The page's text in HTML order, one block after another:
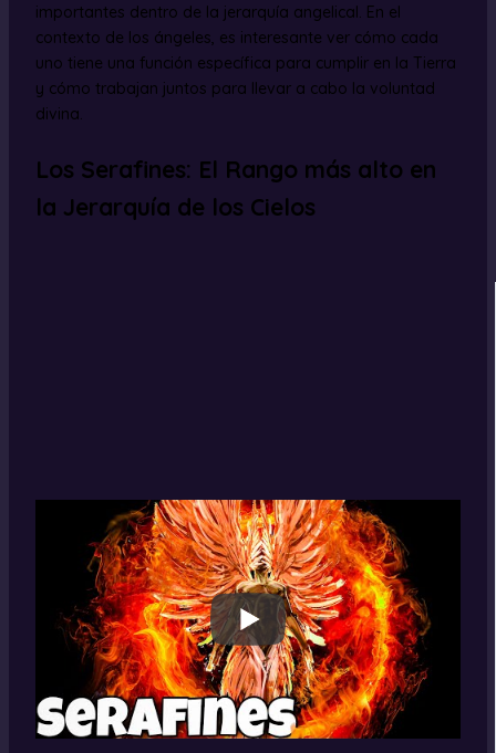
importantes dentro de la jerarquía angelical. En el
contexto de los ángeles, es interesante ver cómo cada
uno tiene una función específica para cumplir en la Tierra
y cómo trabajan juntos para llevar a cabo la voluntad
divina.
Los Serafines: El Rango más alto en
la Jerarquía de los Cielos